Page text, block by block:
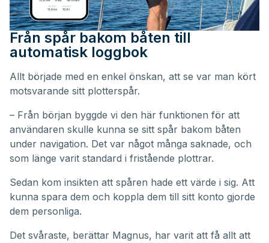
Från spår bakom båten till
automatisk loggbok
Allt började med en enkel önskan, att se var man kört
motsvarande sitt plotterspår.
– Från början byggde vi den här funktionen för att
användaren skulle kunna se sitt spår bakom båten
under navigation. Det var något många saknade, och
som länge varit standard i fristående plottrar.
Sedan kom insikten att spåren hade ett värde i sig. Att
kunna spara dem och koppla dem till sitt konto gjorde
dem personliga.
Det svåraste, berättar Magnus, har varit att få allt att